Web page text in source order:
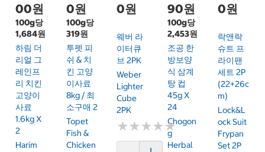
00원
100g당
1,684원
하림 더
리얼 그
레인프
리 치킨
고양이
사료
1.6kg X
2
Harim
0원
100g당
319원
투펫 피
쉬 & 치
킨 고양
이사료
8kg / 최
소구매 2
Topet
Fish &
Chicken
0원
웨버 라
이터큐
브 2PK
Weber
Lighter
Cube
2PK
★★★★★
★★★★★
90원
100g당
2,453원
조공 한
방보양
식 삼계
탕 컵
45g X
24
Chogon
G
Herbal
0원
락앤락
슈트 프
라이팬
세트 2P
(22+26c
M)
Lock&L
Ock Suit
Frypan
Set 2P